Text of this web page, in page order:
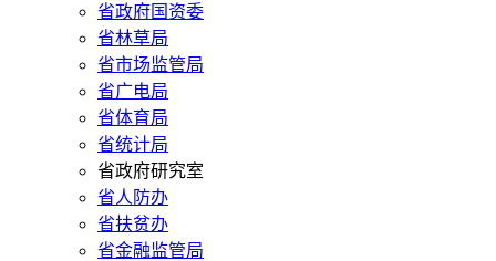
省政府国资委
省林草局
省市场监管局
省广电局
省体育局
省统计局
省政府研究室
省人防办
省扶贫办
省金融监管局